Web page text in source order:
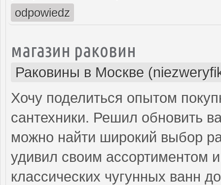
odpowiedz
магазин раковин
Раковины в Москве
Хочу поделиться опытом
сантехники. Решил обновить
можно найти широкий выбор
удивил своим ассортиментом
классических чугунных ванн